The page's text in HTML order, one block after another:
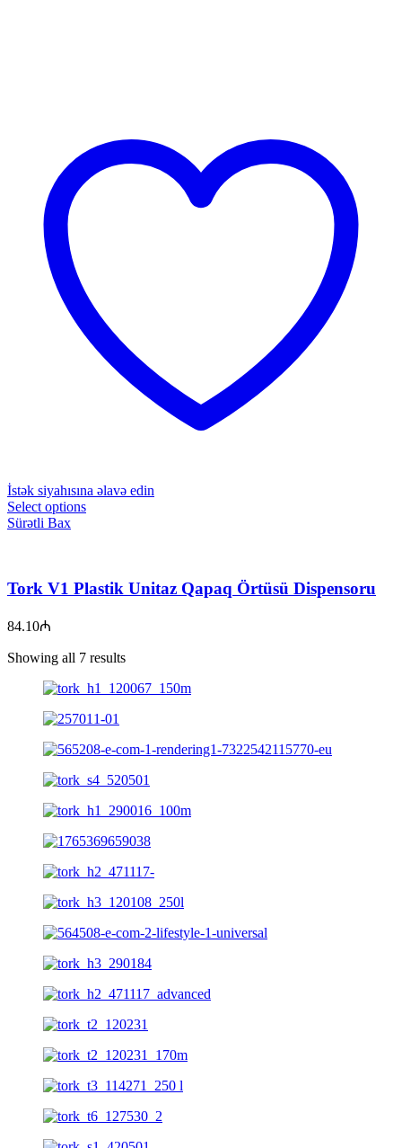
İstək siyahısına əlavə edin
Select options
Sürətli Bax
Tork V1 Plastik Unitaz Qapaq Örtüsü Dispensoru
84.10₼
Showing all 7 results